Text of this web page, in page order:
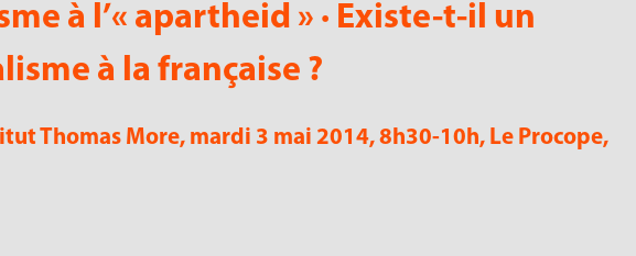
à l’« apartheid » · Existe-t-il un
à la française ?
Thomas More, mardi 3 mai 2014, 8h30-10h, Le Procope,